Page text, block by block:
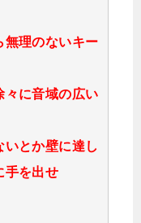
無理のないキー
々に音域の広い
いとか壁に達し
手を出せ